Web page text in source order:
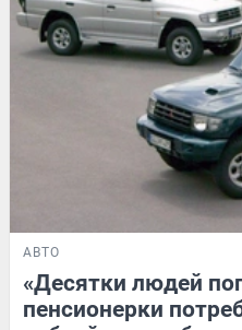
АВТО
«Десятки людей
пенсионерки